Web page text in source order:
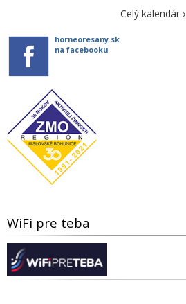
Celý kalendár ›
horneoresany.sk
na facebooku
WiFi pre teba